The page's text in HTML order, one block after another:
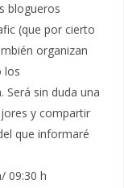
blogueros
(que por cierto
organizan
los
Será sin duda una
y compartir
que informaré
09:30 h